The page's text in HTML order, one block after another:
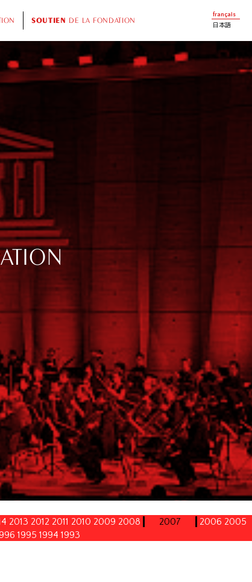
SOUTIEN DE LA FONDATION
français
日本語
2013 2012 2011 2010 2009 2008 2007 2006 2005
1995 1994 1993